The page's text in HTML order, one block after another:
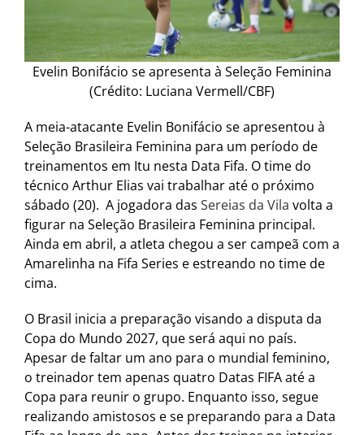
Evelin Bonifácio se apresenta à Seleção Feminina
(Crédito: Luciana Vermell/CBF)
A meia-atacante Evelin Bonifácio se apresentou à
Seleção Brasileira Feminina para um período de
treinamentos em Itu nesta Data Fifa. O time do
técnico Arthur Elias vai trabalhar até o próximo
sábado (20). A jogadora das Sereias da Vila volta a
figurar na Seleção Brasileira Feminina principal.
Ainda em abril, a atleta chegou a ser campeã com a
Amarelinha na Fifa Series e estreando no time de
cima.
O Brasil inicia a preparação visando a disputa da
Copa do Mundo 2027, que será aqui no país.
Apesar de faltar um ano para o mundial feminino,
o treinador tem apenas quatro Datas FIFA até a
Copa para reunir o grupo. Enquanto isso, segue
realizando amistosos e se preparando para a Data